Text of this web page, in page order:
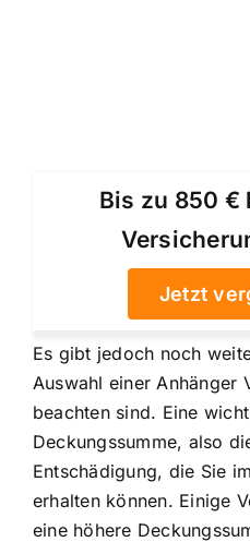
Bis zu 850 €
Jetzt
Es gibt jedoch noch
Auswahl einer Anhänger
beachten sind. Eine
Deckungssumme, also
Entschädigung, die Sie
erhalten können. Einige
eine höhere